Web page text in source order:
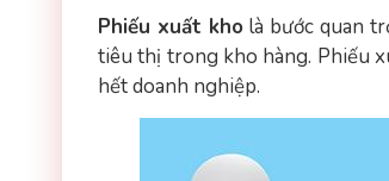
Phiếu xuất kholà bước quan
tiêu thị trong kho hàng. Phiếu
hết doanh nghiệp.